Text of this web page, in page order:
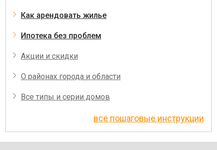
Как арендовать жилье
Ипотека без проблем
Акции и скидки
О районах города и области
Все типы и серии домов
все пошаговые инструкции